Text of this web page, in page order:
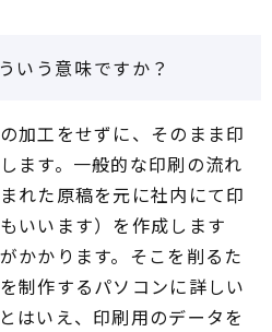
いう意味ですか？
加工をせずに、そのまま印
ます。一般的な印刷の流れ
れた原稿を元に社内にて印
いいます）を作成します
かかります。そこを削るた
制作するパソコンに詳しい
はいえ、印刷用のデータを